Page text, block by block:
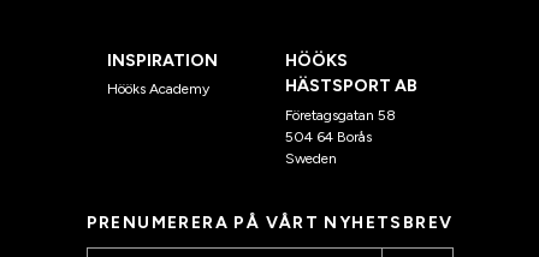
INSPIRATION
Hööks Academy
HÖÖKS
HÄSTSPORT AB
Företagsgatan 58
504 64 Borås
Sweden
PRENUMERERA PÅ VÅRT NYHETSBREV